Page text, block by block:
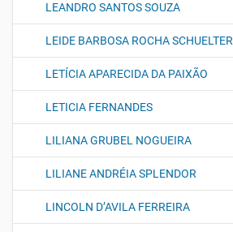
LEANDRO SANTOS SOUZA
LEIDE BARBOSA ROCHA SCHUELTER
LETÍCIA APARECIDA DA PAIXÃO
LETICIA FERNANDES
LILIANA GRUBEL NOGUEIRA
LILIANE ANDRÉIA SPLENDOR
LINCOLN D’AVILA FERREIRA